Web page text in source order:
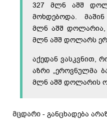
327 მლნ აშშ
მოხდებოდა.
მლნ აშშ დოლარია,
მლნ აშშ დოლარს
აქედან ვასკვნით,
აზრი „ეროვნულმა
მლნ აშშ დოლარის
მცდარი - განცხადება